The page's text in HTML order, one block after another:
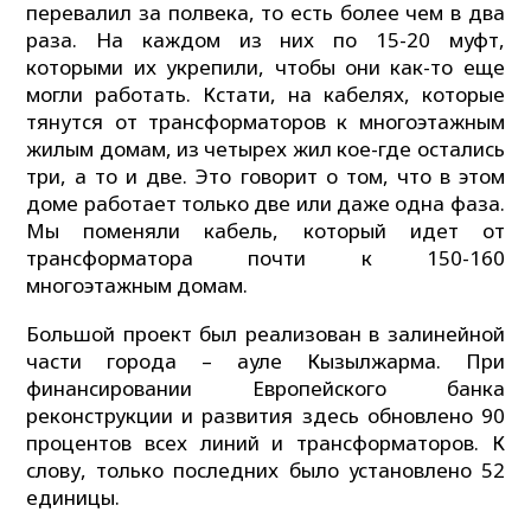
перевалил за полвека, то есть более чем в два
раза. На каждом из них по 15-20 муфт,
которыми их укрепили, чтобы они как-то еще
могли работать. Кстати, на кабелях, которые
тянутся от трансформаторов к многоэтажным
жилым домам, из четырех жил кое-где остались
три, а то и две. Это говорит о том, что в этом
доме работает только две или даже одна фаза.
Мы поменяли кабель, который идет от
трансформатора почти к 150-160
многоэтажным домам.
Большой проект был реализован в залинейной
части города – ауле Кызылжарма. При
финансировании Европейского банка
реконструкции и развития здесь обновлено 90
процентов всех линий и трансформаторов. К
слову, только последних было установлено 52
единицы.